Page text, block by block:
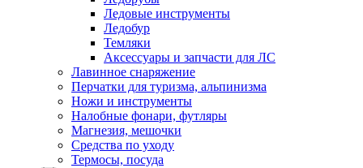
Ледовые инструменты
Ледобур
Темляки
Аксессуары и запчасти для ЛС
Лавинное снаряжение
Перчатки для туризма, альпинизма
Ножи и инструменты
Налобные фонари, футляры
Магнезия, мешочки
Средства по уходу
Термосы, посуда